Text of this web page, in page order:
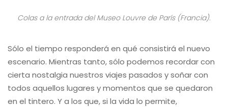
Colas a la entrada del Museo Louvre de París (Francia).
Sólo el tiempo responderá en qué consistirá el nuevo
escenario. Mientras tanto, sólo podemos recordar con
cierta nostalgia nuestros viajes pasados y soñar con
todos aquellos lugares y momentos que se quedaron
en el tintero. Y a los que, si la vida lo permite,